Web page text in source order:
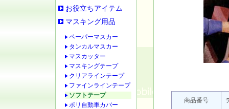
お役立ちアイテム
マスキング用品
ペーパーマスカー
タンカルマスカー
マスカッター
マスキングテープ
クリアラインテープ
ファインラインテープ
ソフトテープ
ポリ自動車カバー
商品番号